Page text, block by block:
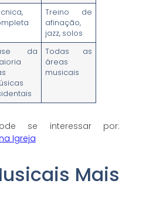
Treino de
afinação,
jazz, solos
da
Todas as
áreas
musicais
se interessar por:
Igreja
Mais